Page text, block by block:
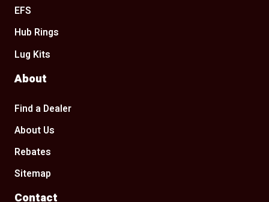
EFS
Hub Rings
Lug Kits
About
Find a Dealer
About Us
Rebates
Sitemap
Contact